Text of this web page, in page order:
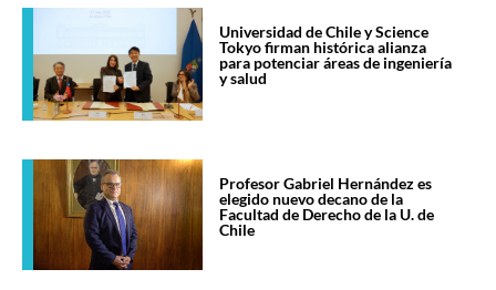
Universidad de Chile y Science
Tokyo firman histórica alianza
para potenciar áreas de ingeniería
y salud
Profesor Gabriel Hernández es
elegido nuevo decano de la
Facultad de Derecho de la U. de
Chile